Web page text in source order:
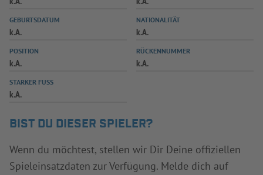
SPIELPLUS
GEBURTSDATUM
k.A.
NATIONALITÄT
k.A.
POSITION
k.A.
RÜCKENNUMMER
k.A.
STARKER FUSS
k.A.
BIST DU DIESER SPIELER?
Wenn du möchtest, stellen wir Dir Deine offiziellen
Spieleinsatzdaten zur Verfügung. Melde dich auf